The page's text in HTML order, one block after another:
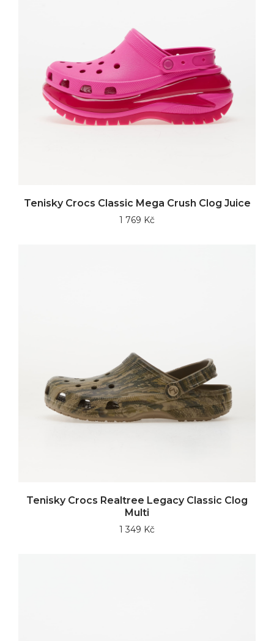
Tenisky Crocs Classic Mega Crush Clog Juice
1 769 Kč
Tenisky Crocs Realtree Legacy Classic Clog
Multi
1 349 Kč